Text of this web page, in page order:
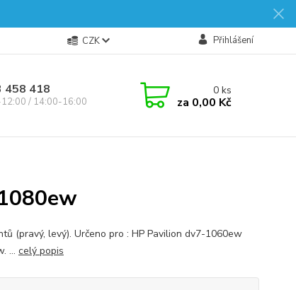
CZK Přihlášení
458 418
/ 14:00-16:00
0ks
za 0,00 Kč
(pravý, levý). Určeno pro : HP Pavilion dv7-1060ew
... celý popis